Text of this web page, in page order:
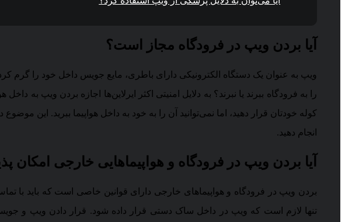
آیا بردن ویپ در فرودگاه مجاز است؟
ویپ به عنوان یک دستگاه الکترونیکی دارای باطری، مایع جویس داخل خود را گرم
را به فرودگاه ببرند یا نبرند؟ به دلایل امنیتی اکثر ایرلاین‌ها اجازه بردن ویپ به
کوله خودتان قرار دهید، اما نمی‌توانید آن را به خود به داخل هواپیما ببرید. این
انجام دهید.
آیا بردن ویپ در فرودگاه و هواپیماهایی خارجی امکان
بردن ویپ در فرودگاه و هواپیماهای خارجی دارای قوانین خاصی است که باید با
تنها لازم است که ویپ در داخل ساک دستی قرار داده شود. قرار دادن ویپ و